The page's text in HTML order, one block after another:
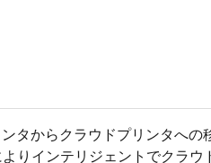
からクラウドプリンタへの
りインテリジェントでクラ